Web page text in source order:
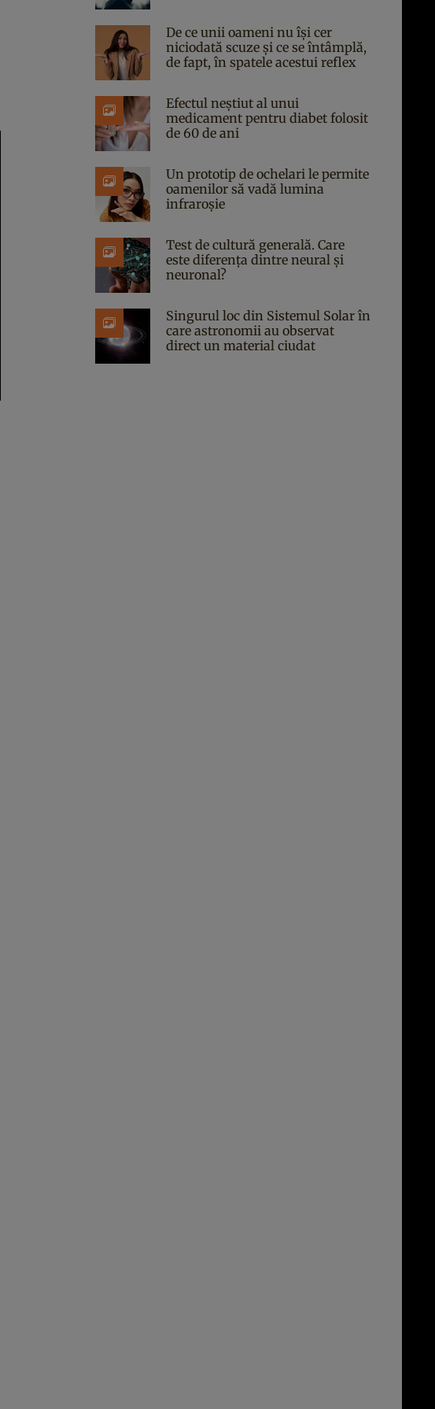
De ce unii oameni nu își cer
niciodată scuze și ce se întâmplă,
de fapt, în spatele acestui reflex
Efectul neștiut al unui
medicament pentru diabet folosit
de 60 de ani
Un prototip de ochelari le permite
oamenilor să vadă lumina
infraroșie
Test de cultură generală. Care
este diferența dintre neural și
neuronal?
Singurul loc din Sistemul Solar în
care astronomii au observat
direct un material ciudat